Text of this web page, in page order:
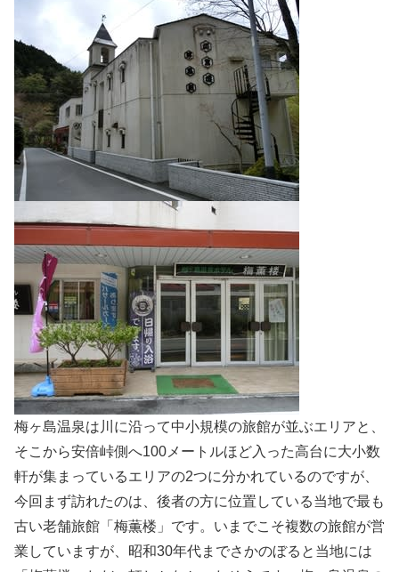
梅ヶ島温泉は川に沿って中小規模の旅館が並ぶエリアと、
そこから安倍峠側へ100メートルほど入った高台に大小数
軒が集まっているエリアの2つに分かれているのですが、
今回まず訪れたのは、後者の方に位置している当地で最も
古い老舗旅館「梅薫楼」です。いまでこそ複数の旅館が営
業していますが、昭和30年代までさかのぼると当地には